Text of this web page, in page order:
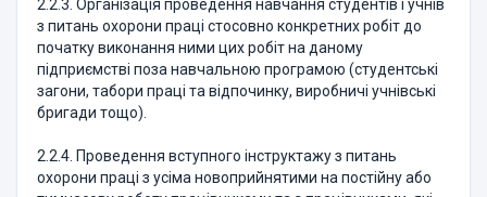
2.2.3. Організація проведення навчання студентів і учнів
з питань охорони праці стосовно конкретних робіт до
початку виконання ними цих робіт на даному
підприємстві поза навчальною програмою (студентські
загони, табори праці та відпочинку, виробничі учнівські
бригади тощо).
2.2.4. Проведення вступного інструктажу з питань
охорони праці з усіма новоприйнятими на постійну або